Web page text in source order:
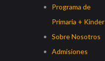
Programa de
Primaria + Kinder
Sobre Nosotros
Admisiones